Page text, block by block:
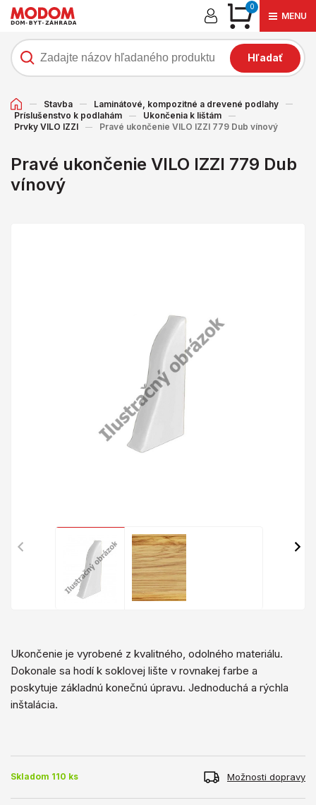
0
MENU
Hľadať
Stavba
Laminátové, kompozitné a drevené podlahy
Príslušenstvo k podlahám
Ukončenia k lištám
Prvky VILO IZZI
Pravé ukončenie VILO IZZI 779 Dub vínový
Pravé ukončenie VILO IZZI 779 Dub
vínový
Ukončenie je vyrobené z kvalitného, ​​odolného materiálu.
Dokonale sa hodí k soklovej lište v rovnakej farbe a
poskytuje základnú konečnú úpravu. Jednoduchá a rýchla
inštalácia.
Skladom 110 ks Možnosti dopravy